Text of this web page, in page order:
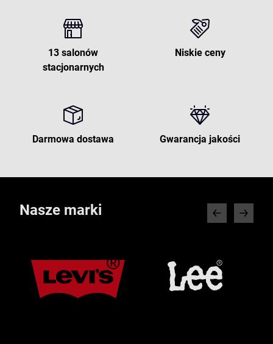
13 salonów
stacjonarnych
Niskie ceny
Darmowa dostawa Gwarancja jakości
Nasze marki